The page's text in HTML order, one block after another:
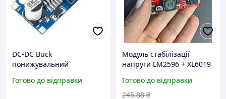
DC-DC Buck
понижувальний
LM2596S з 4V-30V до 5V-
Готово до відправки
Модуль стабілізації
напруги LM2596 + XL6019
Готово до відправки
245.88 ₴